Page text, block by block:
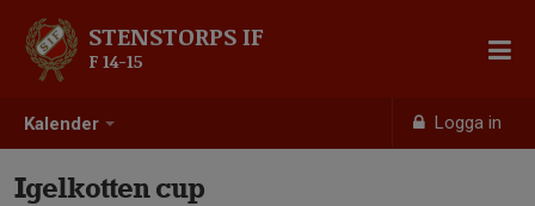
Kalender Logga in
STENSTORPS IF
F 14-15
Igelkotten cup